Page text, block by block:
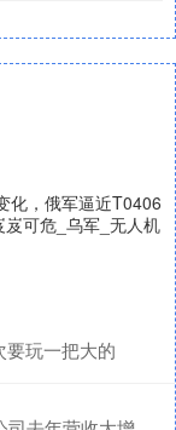
化，俄军逼近T0406
可危_乌军_无人机
要玩一把大的